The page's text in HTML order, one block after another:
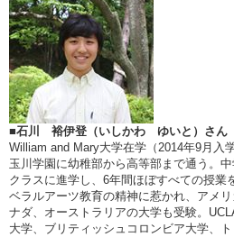
■石川 裕伊登（いしかわ ゆいと）さん
William and Mary大学在学（2014年9月入
玉川学園に幼稚部から高等部まで通う。
クラスに進学し、6年間ほぼすべての授業
ベラルアーツ教育の精神に惹かれ、アメ
ナダ、オーストラリアの大学も受験。
大学、ブリティッシュコロンビア大学、